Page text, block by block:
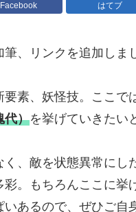
Facebook はてブ
、リンクを追加しま
素、妖怪技。ここで
代）を挙げていきたい
、敵を状態異常に
彩。もちろんここに
あるので、ぜひご自